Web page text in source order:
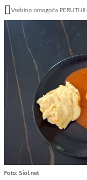
Vsebino omogoča
Foto: Siol.net